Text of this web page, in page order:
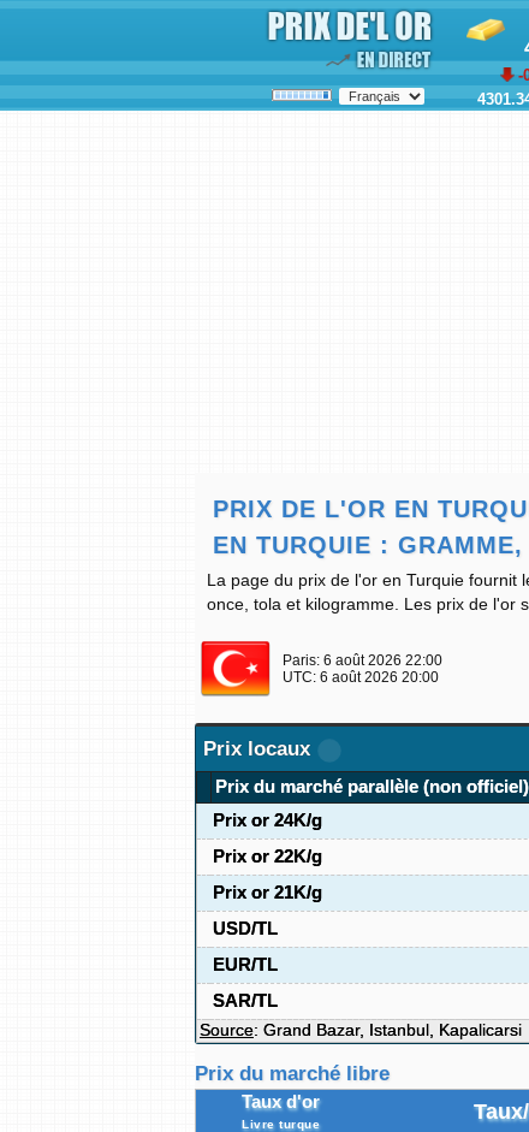
-
PRIX DE L'OR EN
EN TURQUIE :
La page du prix de l'or en Turquie fournit
once, tola et kilogramme. Les prix de l'or
Paris: 6 août 2026 22:00
UTC: 6 août 2026 20:00
Prix locaux
Prix du marché parallèle (non officiel)
Prix or 24K/g
Prix or 22K/g
Prix or 21K/g
USD/TL
EUR/TL
SAR/TL
Source: Grand Bazar, Istanbul, Kapalicarsi
Prix du marché libre
Taux d'or
Livre turque